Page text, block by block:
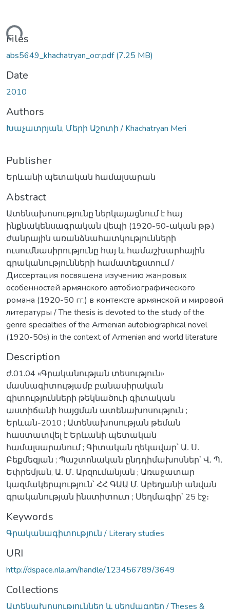
Files
abs5649_khachatryan_ocr.pdf(7.25 MB)
Date
2010
Authors
Խաչատրյան, Մերի Աշոտի / Khachatryan Meri
Publisher
Երևանի պետական համալսարան
Abstract
Ատենախոսությունը ներկայացնում է հայ
ինքնակենսագրական վեպի (1920-50-ական թթ.)
ժանրային առանձնահատկությունների
ուսումնասիրությունը հայ և համաշխարհային
գրականությունների համատեքստում /
Диссертация посвящена изучению жанровых
особенностей армянского автобиографического
романа (1920-50 гг.) в контексте армянской и мировой
литературы / The thesis is devoted to the study of the
genre specialties of the Armenian autobiographical novel
(1920-50s) in the context of Armenian and world literature
Description
ժ.01.04 «Գրականության տեսություն»
մասնագիտությամբ բանասիրական
գիտությունների թեկնածուի գիտական
աստիճանի հայցման ատենախոսություն ;
Երևան-2010 ; Ատենախոսության թեման
հաստատվել է Երևանի պետական
համալսարանում ; Գիտական ղեկավար՝ Ա․ Ս․
Բեքմեզյան ; Պաշտոնական ընդդիմախոսներ՝ Վ․ Պ․
Եփրեմյան, Ա․ Մ․ Արզումանյան ; Առաջատար
կազմակերպություն՝ ՀՀ ԳԱԱ Մ. Աբեղյանի անվան
գրականության ինստիտուտ ; Սեղմագիր՝ 25 էջ։
Keywords
Գրականագիտություն / Literary studies
URI
http://dspace.nla.am/handle/123456789/3649
Collections
Ատենախոսություններ և սեղմագրեր / Theses &